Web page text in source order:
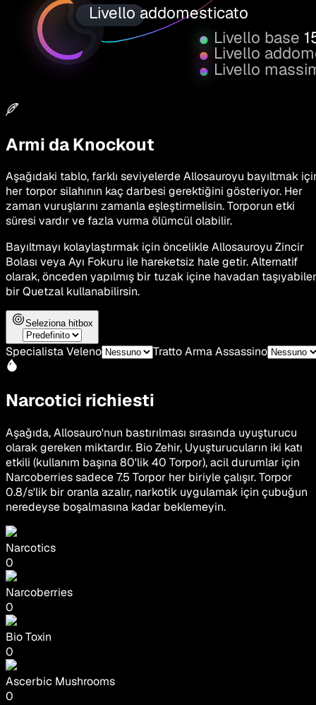
Livello addomesticato
Livello base
Livello
Livello
Armi da Knockout
Aşağıdaki tablo, farklı seviyelerde Allosauroyu bayıltmak
her torpor silahının kaç darbesi gerektiğini gösteriyor. Her
zaman vuruşlarını zamanla eşleştirmelisin. Torporun etki
süresi vardır ve fazla vurma ölümcül olabilir.
Bayıltmayı kolaylaştırmak için öncelikle Allosauroyu Zincir
Bolası veya Ayı Fokuru ile hareketsiz hale getir. Alternatif
olarak, önceden yapılmış bir tuzak içine havadan
bir Quetzal kullanabilirsin.
Seleziona hitbox
Specialista Veleno Tratto Arma Assassino
Narcotici richiesti
Aşağıda, Allosauro'nun bastırılması sırasında uyuşturucu
olarak gereken miktardır. Bio Zehir, Uyuşturucuların iki katı
etkili (kullanım başına 80'lik 40 Torpor), acil durumlar için
Narcoberries sadece 7.5 Torpor her biriyle çalışır. Torpor
0.8/s'lik bir oranla azalır, narkotik uygulamak için çubuğun
neredeyse boşalmasına kadar beklemeyin.
Narcotics
0
Narcoberries
0
Bio Toxin
0
Ascerbic Mushrooms
0